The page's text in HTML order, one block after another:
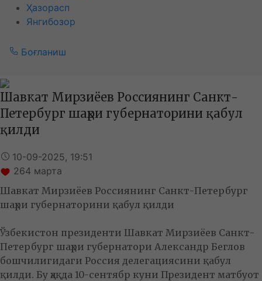
Ҳазорасп
Янгибозор
Боғланиш
Шавкат Мирзиёев Россиянинг Санкт-
Петербург шаҳри губернаторини қабул
қилди
10-09-2025, 19:51
264 марта
Шавкат Мирзиёев Россиянинг Санкт-Петербург
шаҳри губернаторини қабул қилди
Ўзбекистон президенти Шавкат Мирзиёев Санкт-
Петербург шаҳри губернатори Александр Беглов
бошчилигидаги Россия делегациясини қабул
қилди. Бу ҳақда 10-сентябр куни Президент матбуот